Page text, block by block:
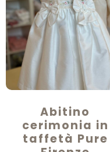
Abitino
cerimonia in
taffetà Pure